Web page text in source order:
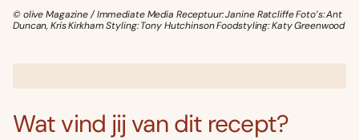
© olive Magazine / Immediate Media Receptuur: Janine Ratcliffe Foto’s: Ant
Duncan, Kris Kirkham Styling: Tony Hutchinson Foodstyling: Katy Greenwood
Wat vind jij van dit recept?